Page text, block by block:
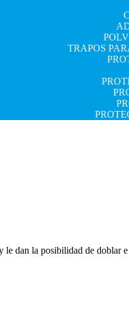
TRAPOS
le dan la posibilidad de